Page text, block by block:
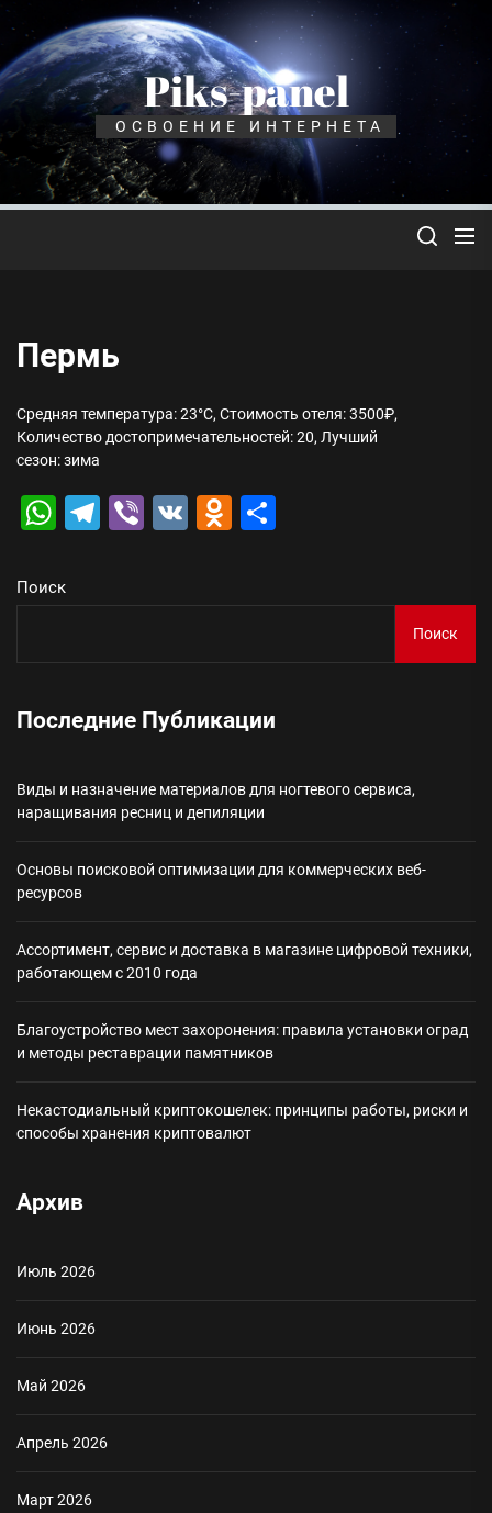
Перейти
содержимому
Piks-panel
ОСВОЕНИЕ ИНТЕРНЕТА
Пермь
Средняя температура: 23°C, Стоимость отеля: 3500₽,
Количество достопримечательностей: 20, Лучший
сезон: зима
WhatsApp
Telegram
Viber
VK Odnoklassniki
Поиск
Поиск
Последние Публикации
Виды и назначение материалов для ногтевого сервиса,
наращивания ресниц и депиляции
Основы поисковой оптимизации для коммерческих веб-
ресурсов
Ассортимент, сервис и доставка в магазине цифровой техники,
работающем с 2010 года
Благоустройство мест захоронения: правила установки оград
и методы реставрации памятников
Некастодиальный криптокошелек: принципы работы, риски и
способы хранения криптовалют
Архив
Июль 2026
Июнь 2026
Май 2026
Апрель 2026
Март 2026